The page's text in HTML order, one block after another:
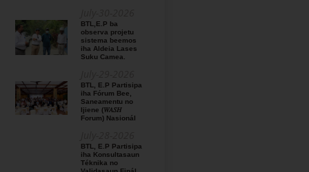
BTL,E.P ba
observa projetu
sistema beemos
iha Aldeia Lases
Suku Camea.
BTL, E.P Partisipa
iha Fórum Bee,
Saneamentu no
Ijiene (𝑊𝐴𝑆𝐻
Forum) Nasionál
BTL, E.P Partisipa
iha Konsultasaun
Téknika no